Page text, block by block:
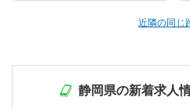
近隣の同じ
静岡県の新着求人